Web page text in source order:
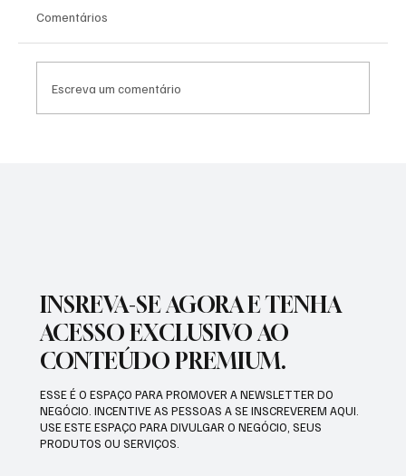
Comentários
Escreva um comentário
INSREVA-SE AGORA E TENHA
ACESSO EXCLUSIVO AO
CONTEÚDO PREMIUM.
ESSE É O ESPAÇO PARA PROMOVER A NEWSLETTER DO
NEGÓCIO. INCENTIVE AS PESSOAS A SE INSCREVEREM AQUI.
USE ESTE ESPAÇO PARA DIVULGAR O NEGÓCIO, SEUS
PRODUTOS OU SERVIÇOS.